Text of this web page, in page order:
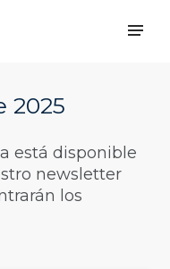
2025
está disponible
newsletter
los